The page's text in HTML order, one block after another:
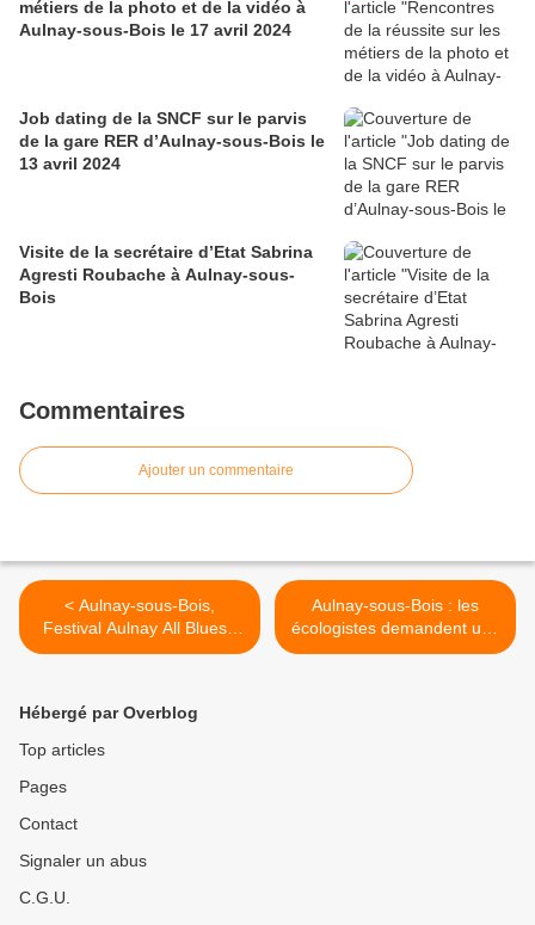
métiers de la photo et de la vidéo à
Aulnay-sous-Bois le 17 avril 2024
Job dating de la SNCF sur le parvis
de la gare RER d’Aulnay-sous-Bois le
13 avril 2024
Visite de la secrétaire d’Etat Sabrina
Agresti Roubache à Aulnay-sous-
Bois
Commentaires
Ajouter un commentaire
< Aulnay-sous-Bois,
Festival Aulnay All Blues :
ciné-karaoké cet après-midi
Jacques Prévert !
Aulnay-sous-Bois : les
écologistes demandent une
dérogation pour une mise
Hébergé par Overblog
Top articles
Pages
Contact
Signaler un abus
C.G.U.